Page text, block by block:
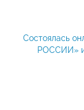
Состоялась
РОССИИ»